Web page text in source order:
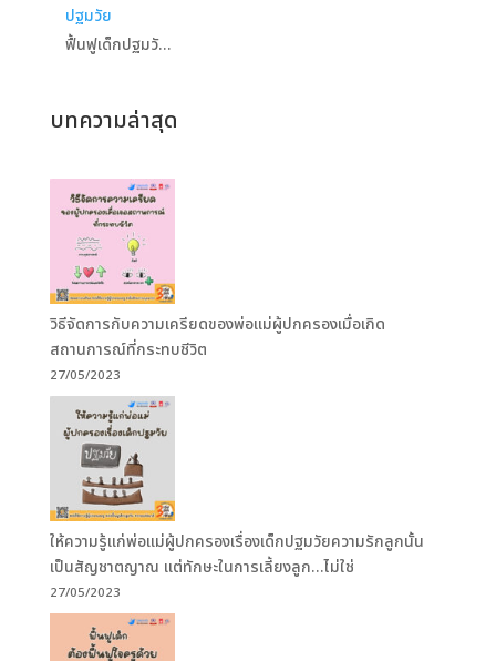
ปฐมวัย
ฟื้นฟูเด็กปฐมวั…
บทความล่าสุด
วิธีจัดการกับความเครียดของพ่อแม่ผู้ปกครองเมื่อเกิด
สถานการณ์ที่กระทบชีวิต
27/05/2023
ให้ความรู้แก่พ่อแม่ผู้ปกครองเรื่องเด็กปฐมวัยความรักลูกนั้น
เป็นสัญชาตญาณ แต่ทักษะในการเลี้ยงลูก…ไม่ใช่
27/05/2023